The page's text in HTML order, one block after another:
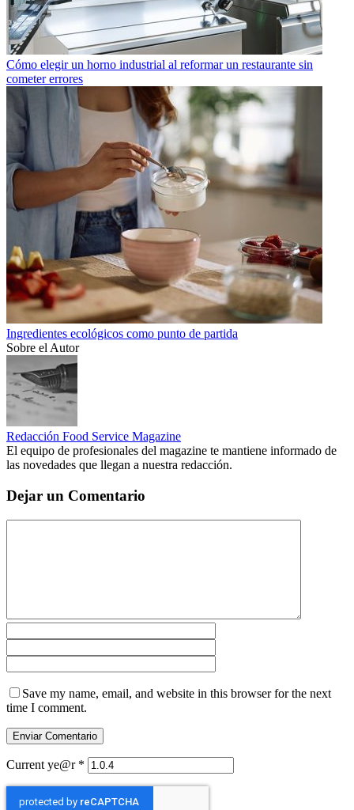
Cómo elegir un horno industrial al reformar un restaurante sin
cometer errores
Ingredientes ecológicos como punto de partida
Sobre el Autor
Redacción Food Service Magazine
El equipo de profesionales del magazine te mantiene informado de
las novedades que llegan a nuestra redacción.
Dejar un Comentario
Save my name, email, and website in this browser for the next
time I comment.
Current ye@r *